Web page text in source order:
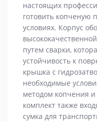
настоящих
готовить копченую
условиях. Корпус
путем сварки,
устойчивость к
крышка с
необходимые
методом копчения
комплект также
сумка для